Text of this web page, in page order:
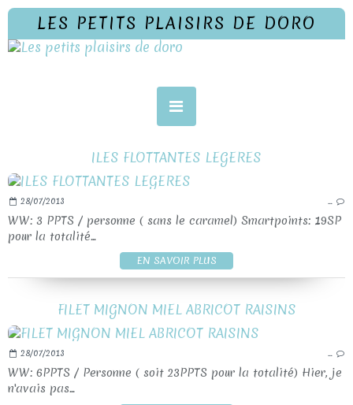
LES PETITS PLAISIRS DE DORO
ILES FLOTTANTES LEGERES
28/07/2013 …
WW: 3 PPTS / personne ( sans le caramel) Smartpoints: 19SP
pour la totalité...
EN SAVOIR PLUS
FILET MIGNON MIEL ABRICOT RAISINS
28/07/2013 …
WW: 6PPTS / Personne ( soit 23PPTS pour la totalité) Hier, je
n'avais pas...